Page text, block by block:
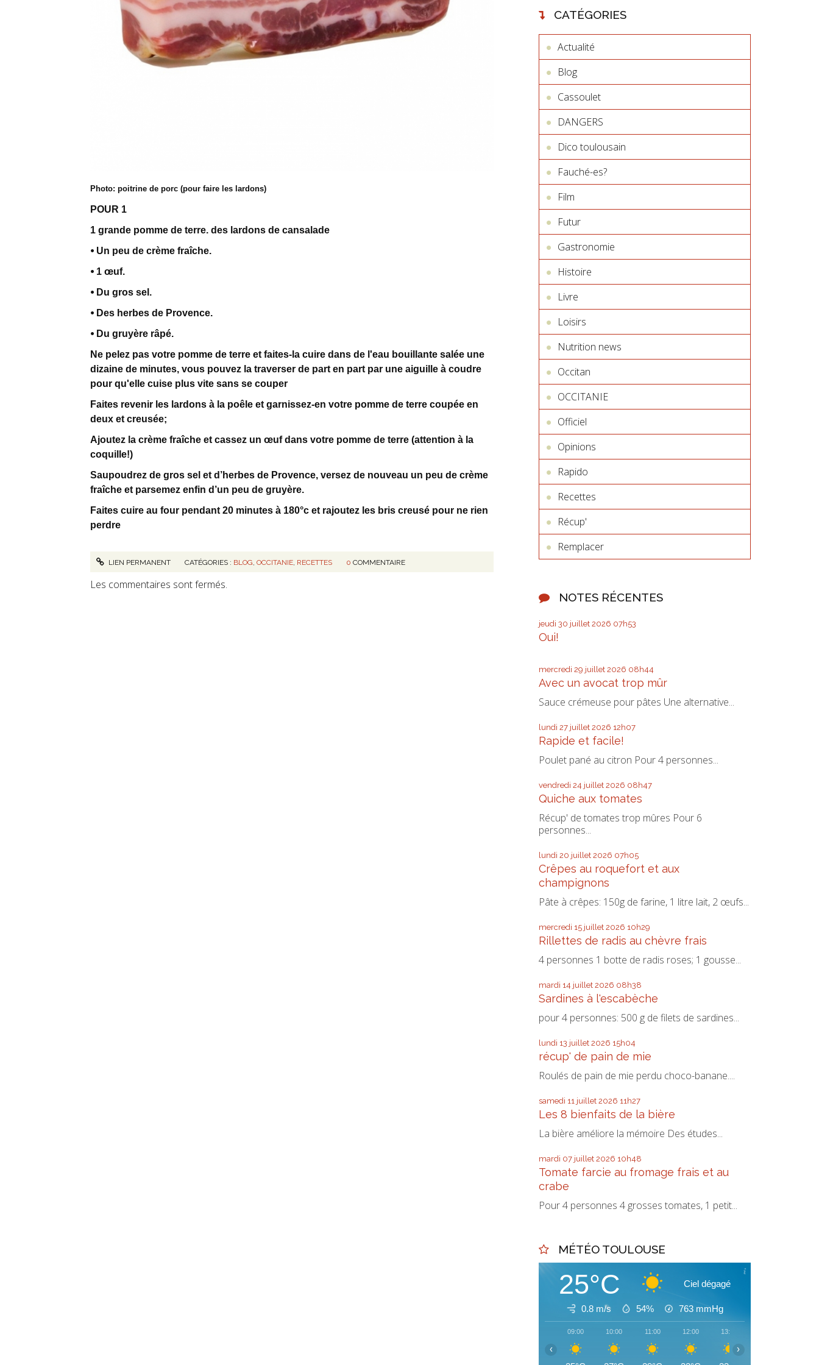
Photo: poitrine de porc (pour faire les lardons)
POUR 1
1 grande pomme de terre. des lardons de cansalade
⦁ Un peu de crème fraîche.
⦁ 1 œuf.
⦁ Du gros sel.
⦁ Des herbes de Provence.
⦁ Du gruyère râpé.
Ne pelez pas votre pomme de terre et faites-la cuire dans de l'eau bouillante salée une
dizaine de minutes, vous pouvez la traverser de part en part par une aiguille à coudre
pour qu'elle cuise plus vite sans se couper
Faites revenir les lardons à la poêle et garnissez-en votre pomme de terre coupée en
deux et creusée;
Ajoutez la crème fraîche et cassez un œuf dans votre pomme de terre (attention à la
coquille!)
Saupoudrez de gros sel et d’herbes de Provence, versez de nouveau un peu de crème
fraîche et parsemez enfin d’un peu de gruyère.
Faites cuire au four pendant 20 minutes à 180°c et rajoutez les bris creusé pour ne rien
perdre
LIEN PERMANENT CATÉGORIES : BLOG,OCCITANIE, RECETTES 0 COMMENTAIRE
Les commentaires sont fermés.
CATÉGORIES
Actualité
Blog
Cassoulet
DANGERS
Dico toulousain
Fauché-es?
Film
Futur
Gastronomie
Histoire
Livre
Loisirs
Nutrition news
Occitan
OCCITANIE
Officiel
Opinions
Rapido
Recettes
Récup'
Remplacer
NOTES RÉCENTES
jeudi 30 juillet 2026 07h53
Oui!
mercredi 29 juillet 2026 08h44
Avec un avocat trop mûr
Sauce crémeuse pour pâtes Une alternative...
lundi 27 juillet 2026 12h07
Rapide et facile!
Poulet pané au citron Pour 4 personnes...
vendredi 24 juillet 2026 08h47
Quiche aux tomates
Récup' de tomates trop mûres Pour 6
personnes...
lundi 20 juillet 2026 07h05
Crêpes au roquefort et aux
champignons
Pâte à crêpes: 150g de farine, 1 litre lait, 2 œufs...
mercredi 15 juillet 2026 10h29
Rillettes de radis au chèvre frais
4 personnes 1 botte de radis roses; 1 gousse...
mardi 14 juillet 2026 08h38
Sardines à l'escabèche
pour 4 personnes: 500 g de filets de sardines...
lundi 13 juillet 2026 15h04
récup' de pain de mie
Roulés de pain de mie perdu choco-banane....
samedi 11 juillet 2026 11h27
Les 8 bienfaits de la bière
La bière améliore la mémoire Des études...
mardi 07 juillet 2026 10h48
Tomate farcie au fromage frais et au
crabe
Pour 4 personnes 4 grosses tomates, 1 petit...
MÉTÉO TOULOUSE
25°C Ciel dégagé
0.8 m/s 54% 763 mmHg
09:00 10:00 11:00 12:00 13:00
‹ ›